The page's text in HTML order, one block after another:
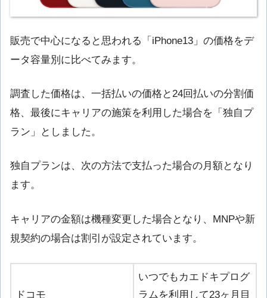
販売で中心になると思われる「iPhone13」の価格をデ
ータ容量別に比べてみます。
調査した価格は、一括払いの価格と24回払いの分割価
格、最後にキャリアの施策を利用した場合を「独自プ
ラン」としました。
独自プランは、次の方法で支払った場合の月額となり
ます。
キャリアの金額は機種変更した場合となり、MNPや新
規契約の場合は割引が設定されています。
ドコモ
いつでもカエドキプログ
ラムを利用して23ヶ月目